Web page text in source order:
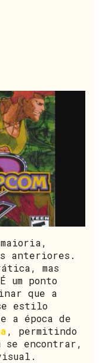
anteriores.
mas
um ponto
que a
estilo
a época de
, permitindo
se encontrar,